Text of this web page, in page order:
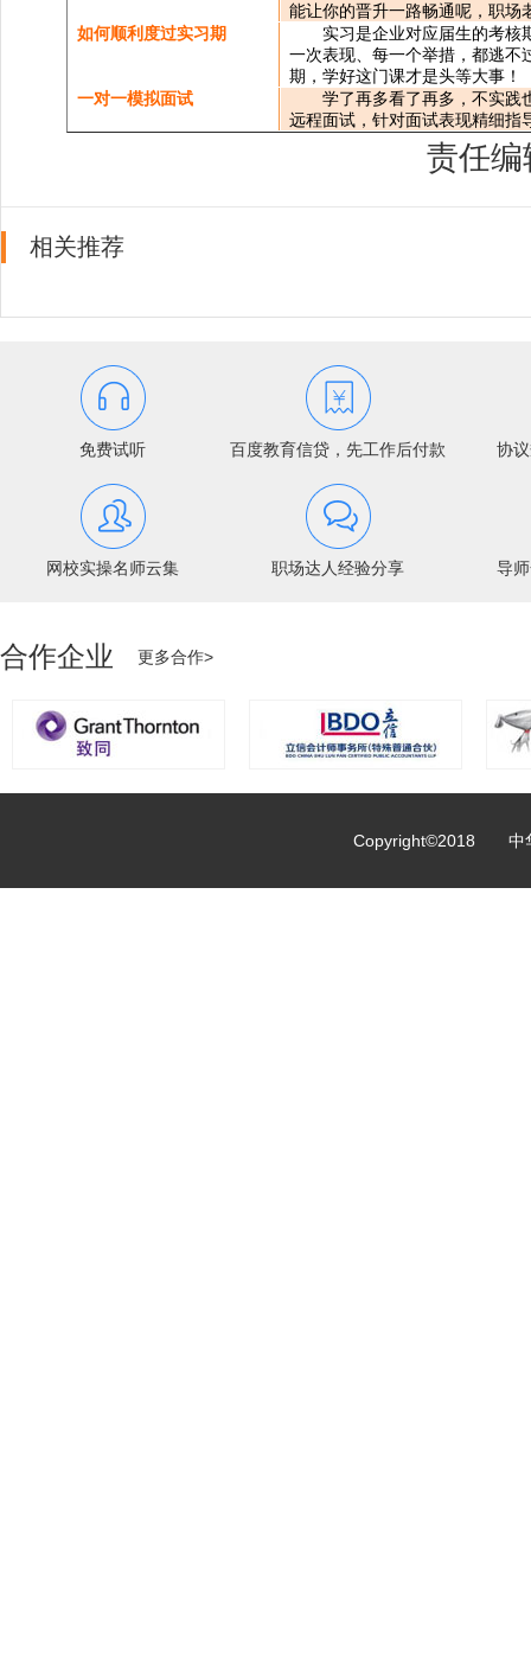
能让你的晋升一路畅通呢，职场
如何顺利度过实习期
实习是企业对应届生的考核
一次表现、每一个举措，都逃不
期，学好这门课才是头等大事！
一对一模拟面试
学了再多看了再多，不实践
远程面试，针对面试表现精细指
责任
相关推荐
免费试听 百度教育信贷，先工作后付款 协
网校实操名师云集 职场达人经验分享 导
合作企业 更多合作>
Copyright©2018 中